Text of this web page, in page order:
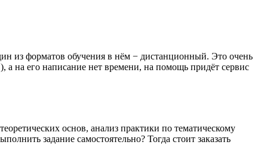
из форматов обучения в нём − дистанционный. Это очень
на его написание нет времени, на помощь придёт сервис
основ, анализ практики по тематическому
задание самостоятельно? Тогда стоит заказать